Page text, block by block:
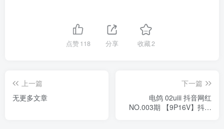
点赞118 分享 收藏2
上一篇
无更多文章
下一篇
电鸽 02uiii 抖音网红
NO.003期 【9P16V】抖音